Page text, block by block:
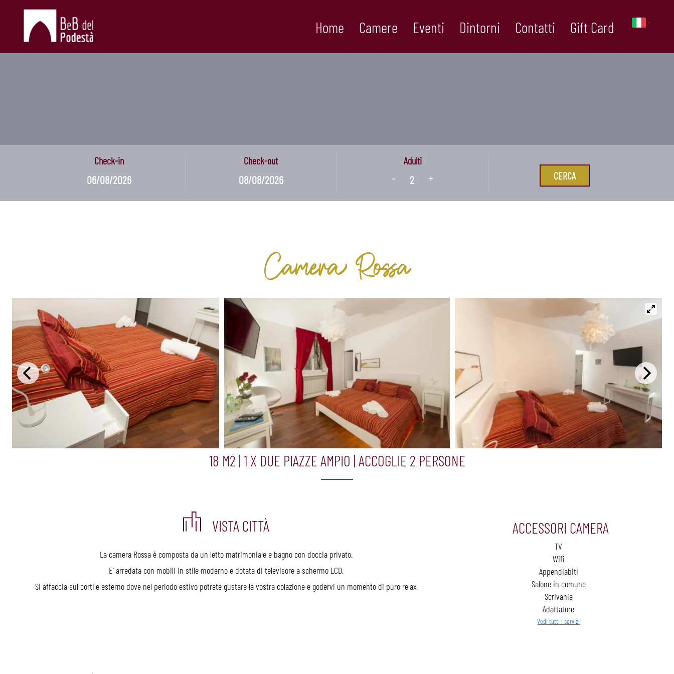
Home Camere Eventi Dintorni Contatti Gift Card
Check-in Check-out Adulti
- + CERCA
Camera Rossa
18 M2 |1 X DUE PIAZZE AMPIO |ACCOGLIE 2 PERSONE
VISTA CITTÀ
La camera Rossa è composta da un letto matrimoniale e bagno con doccia privato.
E' arredata con mobili in stile moderno e dotata di televisore a schermo LCD.
Si affaccia sul cortile esterno dove nel periodo estivo potrete gustare la vostra colazione e godervi un momento di puro relax.
ACCESSORI CAMERA
TV
Wifi
Appendiabiti
Salone in comune
Scrivania
Adattatore
Vedi tutti i servizi